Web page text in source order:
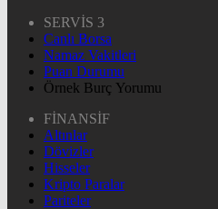
SERVİS 3
Canlı Borsa
Namaz Vakitleri
Puan Durumu
Örnek Burç Yorumu
FİNANSİF
Altınlar
Dövizler
Hisseler
Kripto Paralar
Pariteler